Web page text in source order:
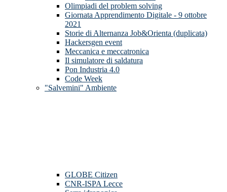
Olimpiadi del problem solving
Giornata Apprendimento Digitale - 9 ottobre
2021
Storie di Alternanza Job&Orienta (duplicata)
Hackersgen event
Meccanica e meccatronica
Il simulatore di saldatura
Pon Industria 4.0
Code Week
"Salvemini" Ambiente
GLOBE Citizen
CNR-ISPA Lecce